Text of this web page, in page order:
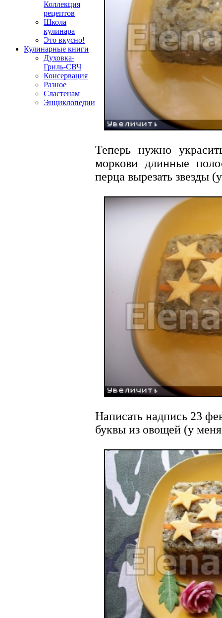
Коллекция
рецептов
Школа
кулинара
Это вкусно!
Кулинарные книги
Духовка-
Гриль-СВЧ
Консервация
Разное
Сластенам
Энциклопедии
Теперь нужно
моркови длинные
перца вырезать звезды
Написать надпись 23
буквы из овощей (у